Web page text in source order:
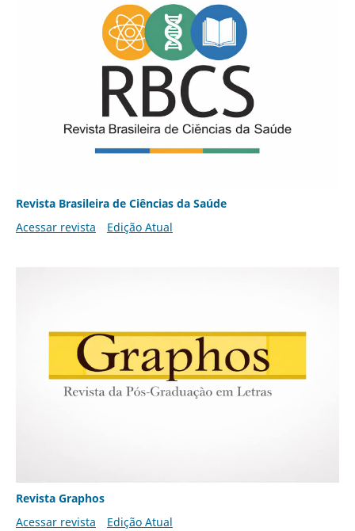
Revista Brasileira de Ciências da Saúde
Acessar revista
Edição Atual
Revista Graphos
Acessar revista
Edição Atual